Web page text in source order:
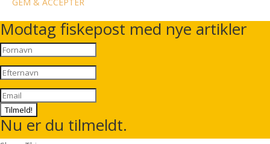
Modtag fiskepost med nye artikler
Tilmeld!
Nu er du tilmeldt.